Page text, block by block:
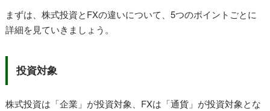
まずは、株式投資とFXの違いについて、5つのポイントごとに
詳細を見ていきましょう。
投資対象
株式投資は「企業」が投資対象、FXは「通貨」が投資対象とな